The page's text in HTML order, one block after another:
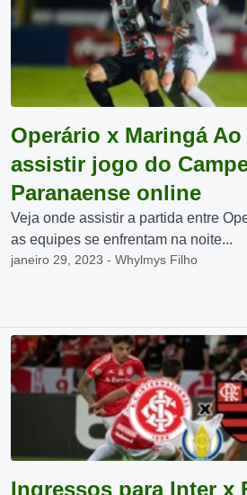
Operário x Maringá
assistir jogo do
Paranaense online
Veja onde assistir a partida entre
as equipes se enfrentam na noite...
janeiro 29, 2023 - Whylmys Filho
Ingressos para Inter x